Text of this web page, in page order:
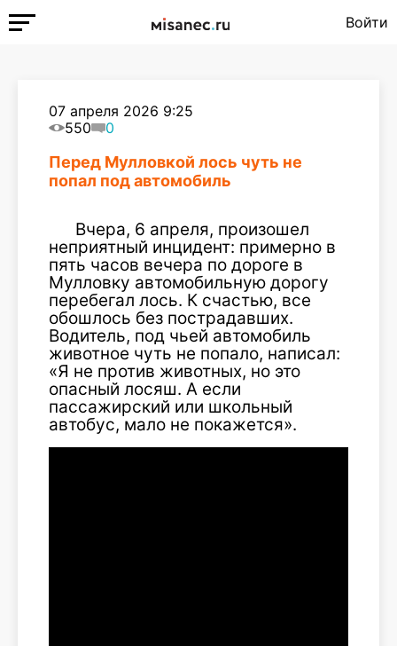
Войти
07 апреля 2026 9:25
550
0
Перед Мулловкой лось чуть не
попал под автомобиль
Вчера, 6 апреля, произошел
неприятный инцидент: примерно в
пять часов вечера по дороге в
Мулловку автомобильную дорогу
перебегал лось. К счастью, все
обошлось без пострадавших.
Водитель, под чьей автомобиль
животное чуть не попало, написал:
«Я не против животных, но это
опасный лосяш. А если
пассажирский или школьный
автобус, мало не покажется».